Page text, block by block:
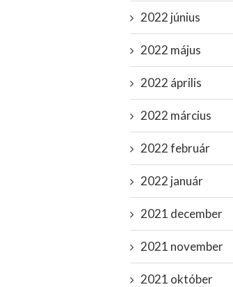
2022 június
2022 május
2022 április
2022 március
2022 február
2022 január
2021 december
2021 november
2021 október